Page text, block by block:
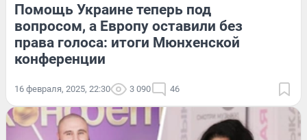
Помощь Украине теперь под
вопросом, а Европу оставили без
права голоса: итоги Мюнхенской
конференции
16 февраля, 2025, 22:30 3 090 46